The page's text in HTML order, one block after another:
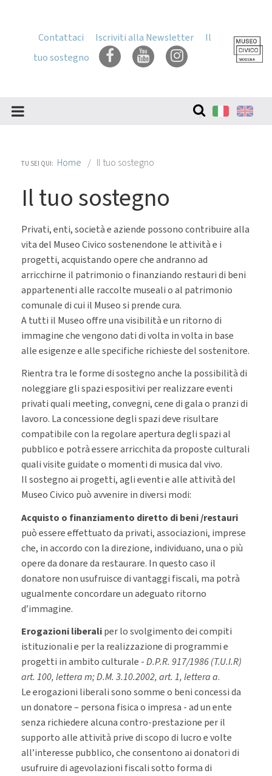
Contattaci Iscriviti alla Newsletter
Il
tuo sostegno
nel
sito
TU SEI QUI: Home Il tuo sostegno
Il tuo sostegno
Privati, enti, società e aziende possono contribuire alla
vita del Museo Civico sostenendone le attività e i
progetti, acquistando opere che andranno ad
arricchirne il patrimonio o finanziando restauri di beni
appartenenti alle raccolte museali o al patrimonio
comunale di cui il Museo si prende cura.
A tutti il Museo offre una visibilità e un ritorno di
immagine che vengono dati di volta in volta in base
alle esigenze e alle specifiche richieste del sostenitore.
Rientra tra le forme di sostegno anche la possibilità di
noleggiare gli spazi espositivi per realizzare eventi
privati quali meeting, convegni, cene di gala o pranzi di
lavoro. La concessione degli spazi deve risultare
compatibile con la regolare apertura degli spazi al
pubblico e potrà essere arricchita da proposte culturali
quali visite guidate o momenti di musica dal vivo.
Il sostegno ai progetti, agli eventi e alle attività del
Museo Civico può avvenire in diversi modi:
Acquisto o finanziamento diretto di beni /restauri
può essere effettuato da privati, associazioni, imprese
che, in accordo con la direzione, individuano, una o più
opere da donare da restaurare. In questo caso il
donatore non usufruisce di vantaggi fiscali, ma potrà
ugualmente concordare un adeguato ritorno
d’immagine.
Erogazioni liberaliper lo svolgimento dei compiti
istituzionali e per la realizzazione di programmi e
progetti in ambito culturale -D.P.R. 917/1986 (T.U.I.R)
art. 100, lettera m; D.M. 3.10.2002, art. 1, lettera a.
Le erogazioni liberali sono somme o beni concessi da
un donatore – persona fisica o impresa - ad un ente
senza richiedere alcuna contro-prestazione per il
supporto alle attività prive di scopo di lucro e volte
all’interesse pubblico, che consentono ai donatori di
usufruire di agevolazioni fiscali sotto forma di